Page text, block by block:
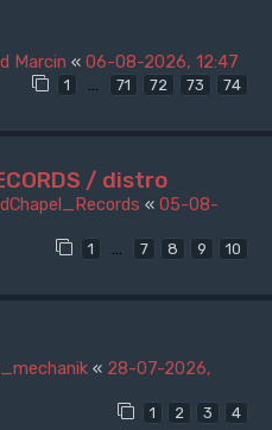
Marcin « 06-08-2026, 12:47
1 … 71 72 73 74
/ distro
« 05-08-
1 … 7 8 9 10
« 28-07-2026,
1 2 3 4